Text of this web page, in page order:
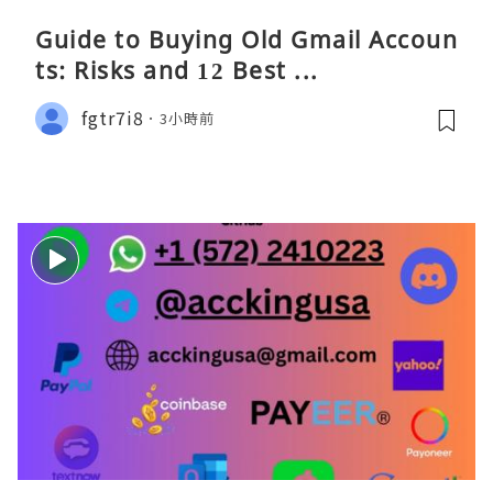
Guide to Buying Old Gmail Accoun
ts: Risks and 12 Best ...
fgtr7i8 3小時前